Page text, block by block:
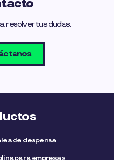
resolver tus dudas.
de despensa
para empresas